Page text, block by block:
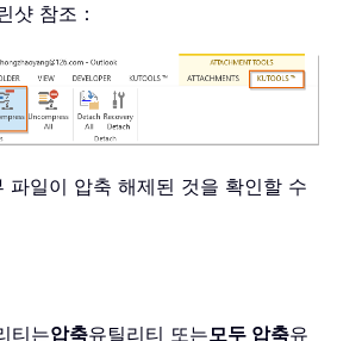
샷 참조：
파일이 압축 해제된 것을 확인할 수
티는압축유틸리티 또는모두 압축유